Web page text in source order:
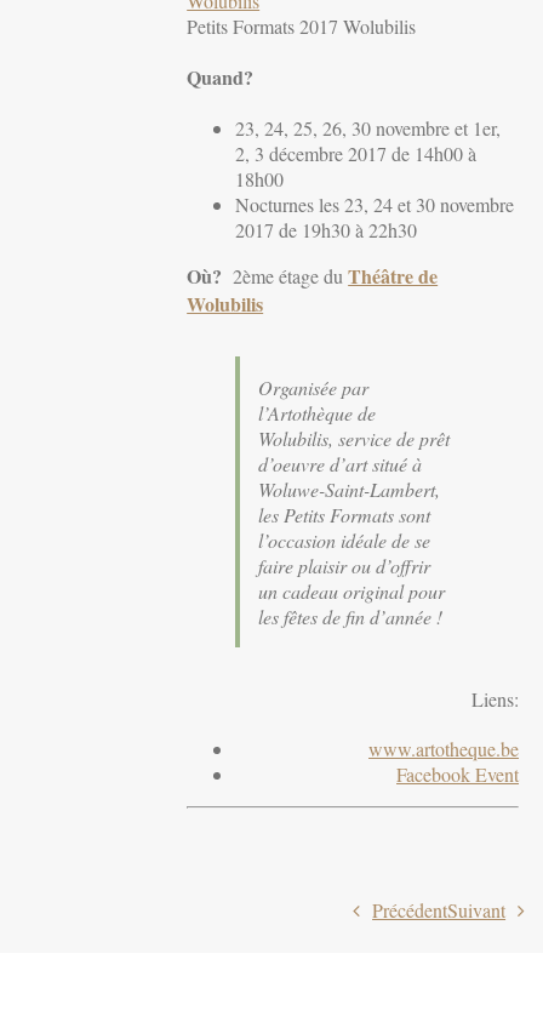
Petits Formats 2017 Wolubilis
Quand?
23, 24, 25, 26, 30 novembre et 1er,
2, 3 décembre 2017 de 14h00 à
18h00
Nocturnes les 23, 24 et 30 novembre
2017 de 19h30 à 22h30
Où? 2ème étage duThéâtre de
Wolubilis
Organisée par
l’Artothèque de
Wolubilis, service de prêt
d’oeuvre d’art situé à
Woluwe-Saint-Lambert,
les Petits Formats sont
l’occasion idéale de se
faire plaisir ou d’offrir
un cadeau original pour
les fêtes de fin d’année !
Liens:
www.artotheque.be
Facebook Event
PrécédentSuivant